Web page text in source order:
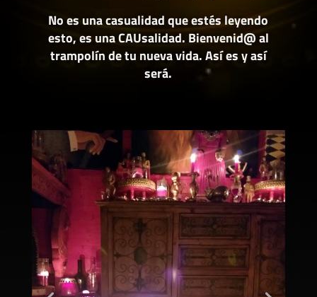
No es una casualidad que estés leyendo
esto, es una CAUsalidad. Bienvenid@ al
trampolín de tu nueva vida. Así es y así
será.